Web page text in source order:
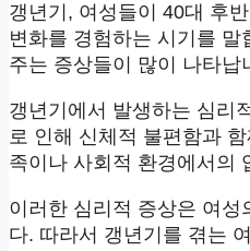
갱년기, 여성들이 40대 후
변화를 경험하는 시기를
주는 증상들이 많이 나타납
갱년기에서 발생하는 심리
로 인해 신체적 불편함과
족이나 사회적 환경에서의
이러한 심리적 증상은 여성
다. 따라서 갱년기를 겪는